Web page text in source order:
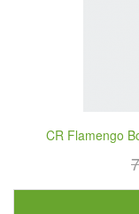
CR Flamengo